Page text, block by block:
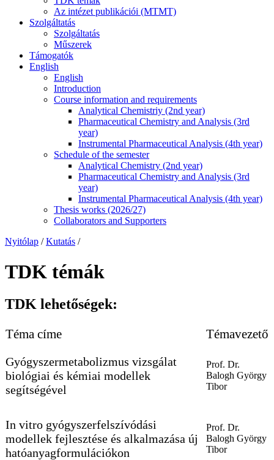
Az intézet publikációi (MTMT)
Szolgáltatás
Szolgáltatás
Műszerek
Támogatók
English
English
Introduction
Course information and requirements
Analytical Chemistriy (2nd year)
Pharmaceutical Chemistry and Analysis (3rd
year)
Instrumental Pharmaceutical Analysis (4th year)
Schedule of the semester
Analytical Chemistry (2nd year)
Pharmaceutical Chemistry and Analysis (3rd
year)
Instrumental Pharmaceutical Analysis (4th year)
Thesis works (2026/27)
Collaborators and Supporters
Nyitólap / Kutatás /
TDK témák
TDK lehetőségek:
Téma címe Témavezető
Gyógyszermetabolizmus vizsgálat
biológiai és kémiai modellek
segítségével
Prof. Dr.
Balogh György
Tibor
In vitro gyógyszerfelszívódási
modellek fejlesztése és alkalmazása új
hatóanyagformulációkon
Prof. Dr.
Balogh György
Tibor